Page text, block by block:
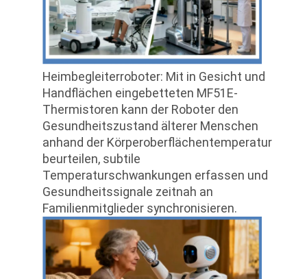
Heimbegleiterroboter: Mit in Gesicht und
Handflächen eingebetteten MF51E-
Thermistoren kann der Roboter den
Gesundheitszustand älterer Menschen
anhand der Körperoberflächentemperatur
beurteilen, subtile
Temperaturschwankungen erfassen und
Gesundheitssignale zeitnah an
Familienmitglieder synchronisieren.